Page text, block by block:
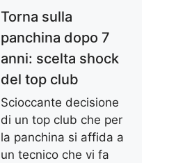
Torna sulla
panchina dopo 7
anni: scelta shock
del top club
Scioccante decisione
di un top club che per
la panchina si affida a
un tecnico che vi fa